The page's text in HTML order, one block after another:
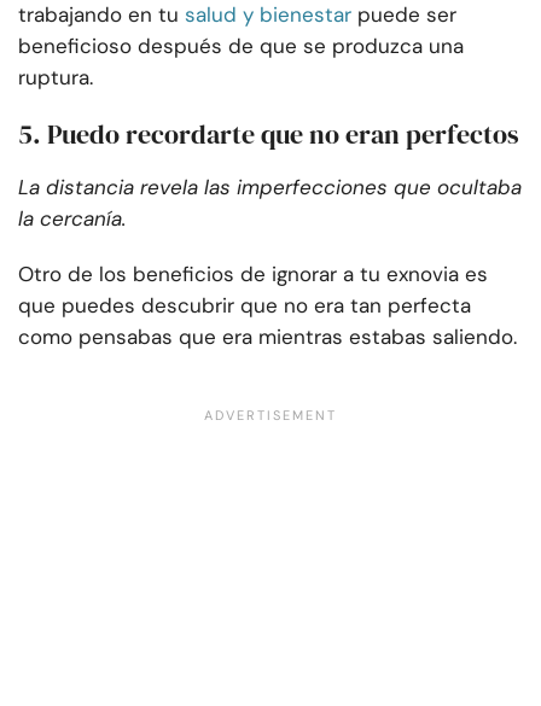
trabajando en tu salud y bienestar puede ser
beneficioso después de que se produzca una
ruptura.
5. Puedo recordarte que no eran perfectos
La distancia revela las imperfecciones que ocultaba
la cercanía.
Otro de los beneficios de ignorar a tu exnovia es
que puedes descubrir que no era tan perfecta
como pensabas que era mientras estabas saliendo.